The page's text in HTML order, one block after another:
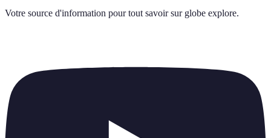
Votre source d'information pour tout savoir sur globe explore.